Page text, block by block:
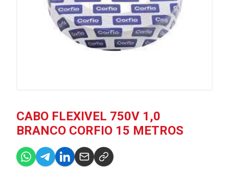
CABO FLEXIVEL 750V 1,0
BRANCO CORFIO 15 METROS